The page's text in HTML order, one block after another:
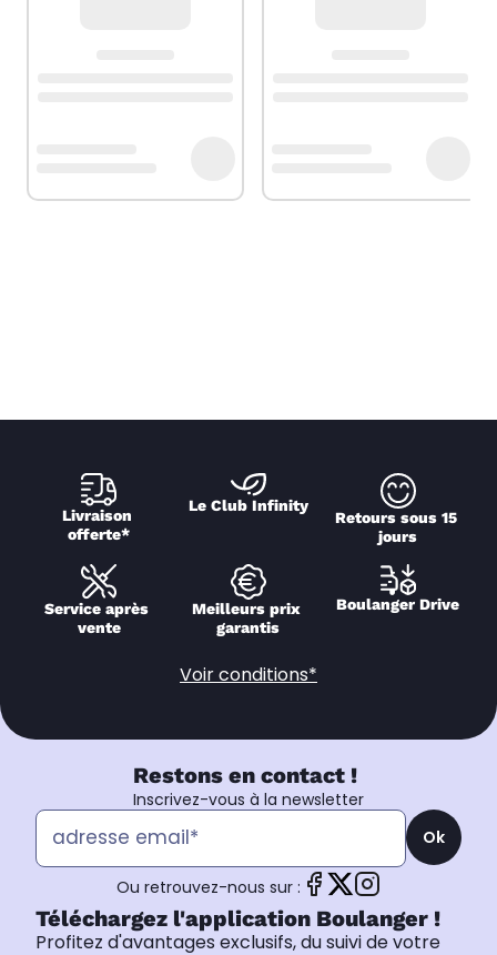
Livraison
offerte*
Le Club Infinity
Retours sous 15
jours
Service après
vente
Meilleurs prix
garantis
Boulanger Drive
Voir conditions*
Restons en contact !
Inscrivez-vous à la newsletter
Ok
Ou retrouvez-nous sur :
Téléchargez l'application Boulanger !
Profitez d'avantages exclusifs, du suivi de votre